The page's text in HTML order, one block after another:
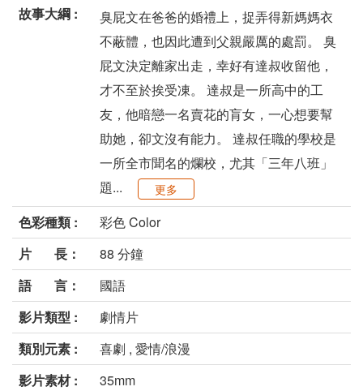
故事大綱 :
臭屁文在爸爸的婚禮上，捉弄得新媽媽衣
不蔽體，也因此遭到父親嚴厲的處罰。 臭
屁文決定離家出走，幸好有達叔收留他，
才不至於挨受凍。 達叔是一所高中的工
友，他暗戀一名賣花的肓女，一心想要幫
助她，卻文沒有能力。 達叔任職的學校是
一所全市聞名的爛校，尤其「三年八班」
題...
更多
色彩種類 :
彩色 Color
片 長：
88 分鐘
語 言：
國語
影片類型 :
劇情片
類別元素 :
喜劇 , 愛情/浪漫
影片素材 :
35mm